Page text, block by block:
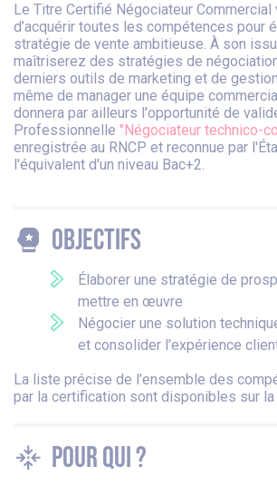
Le Titre Certifié Négociateur
d’acquérir toutes les compétences pour
stratégie de vente ambitieuse. À son
maîtriserez des stratégies de
derniers outils de marketing et de
même de manager une équipe
donnera par ailleurs l'opportunité de
Professionnelle "Négociateur technico-
enregistrée au RNCP et reconnue par
l'équivalent d'un niveau Bac+2.
Objectifs
Élaborer une stratégie de
mettre en œuvre
Négocier une solution
et consolider l'expérience
La liste précise de l’ensemble des
par la certification sont disponibles sur la
Pour qui ?